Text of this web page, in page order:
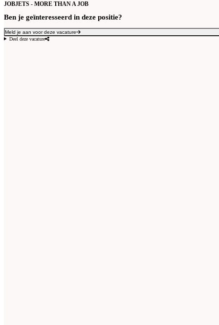
JOBJETS - MORE THAN A JOB
Ben je geïnteresseerd in deze positie?
Meld je aan voor deze vacature
Deel deze vacature